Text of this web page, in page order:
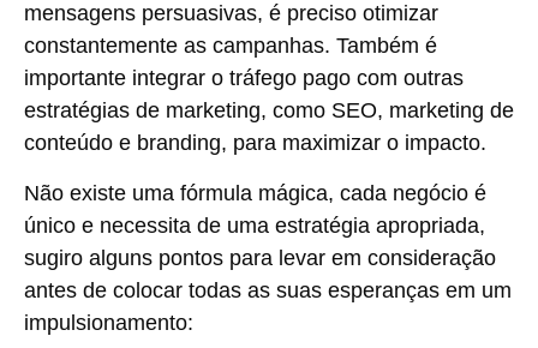
mensagens persuasivas, é preciso otimizar
constantemente as campanhas. Também é
importante integrar o tráfego pago com outras
estratégias de marketing, como SEO, marketing de
conteúdo e branding, para maximizar o impacto.
Não existe uma fórmula mágica, cada negócio é
único e necessita de uma estratégia apropriada,
sugiro alguns pontos para levar em consideração
antes de colocar todas as suas esperanças em um
impulsionamento: